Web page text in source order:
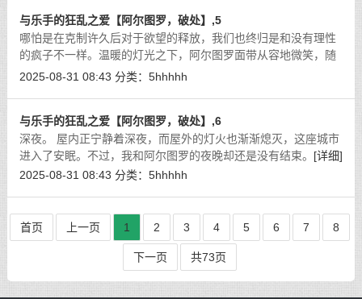
与乐手的狂乱之爱【阿尔图罗，破处】,5
哪怕是在克制许久后对于欲望的释放，我们也终归是和没有理性
的疯子不一样。温暖的灯光之下，阿尔图罗面带从容地微笑，随
后便缓缓坐到了床边，仰望着我的眼眸中依旧强装着镇定，然而
2025-08-31 08:43 分类： 5hhhhh
与乐手的狂乱之爱【阿尔图罗，破处】,6
深夜。 屋内正宁静着深夜，而屋外的灯火也渐渐熄灭，这座城市
进入了安眠。不过，我和阿尔图罗的夜晚却还是没有结束。 [详细]
2025-08-31 08:43 分类： 5hhhhh
首页 上一页 1 2 3 4 5 6 7 8
下一页 共73页